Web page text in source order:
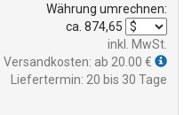
Währung umrechnen:
ca. 874,65
inkl. MwSt.
Versandkosten: ab 20.00 €
Liefertermin: 20 bis 30 Tage